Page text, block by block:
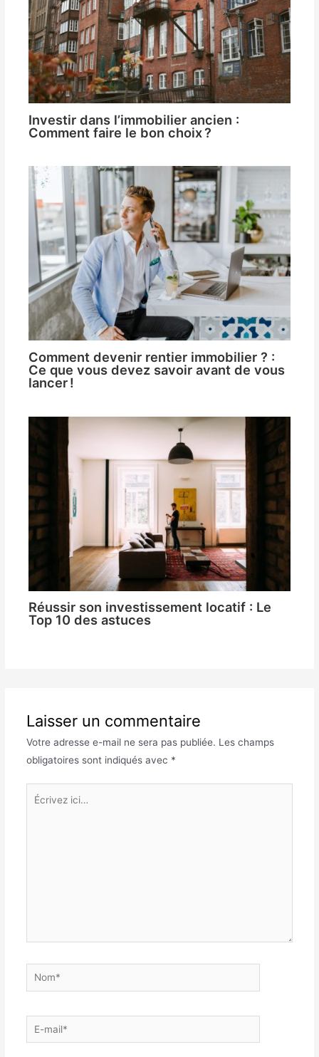
Investir dans l’immobilier ancien :
Comment faire le bon choix ?
Comment devenir rentier immobilier ? :
Ce que vous devez savoir avant de vous
lancer !
Réussir son investissement locatif : Le
Top 10 des astuces
Laisser un commentaire
Votre adresse e-mail ne sera pas publiée. Les champs
obligatoires sont indiqués avec *